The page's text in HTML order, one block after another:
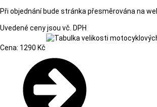
Při objednání bude stránka přesměrována na
Uvedené ceny jsou vč. DPH
Cena: 1290 Kč